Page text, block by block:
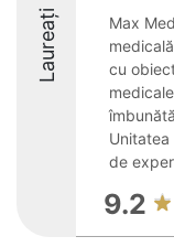
Laureați
Max
cu
de
9.2